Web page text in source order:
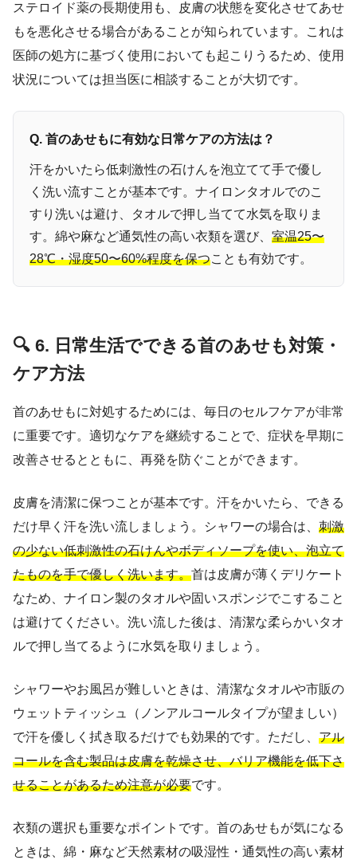
ステロイド薬の長期使用も、皮膚の状態を変化させてあせ
もを悪化させる場合があることが知られています。これは
医師の処方に基づく使用においても起こりうるため、使用
状況については担当医に相談することが大切です。
Q. 首のあせもに有効な日常ケアの方法は？
汗をかいたら低刺激性の石けんを泡立てて手で優し
く洗い流すことが基本です。ナイロンタオルでのこ
すり洗いは避け、タオルで押し当てて水気を取りま
す。綿や麻など通気性の高い衣類を選び、 室温25〜
28℃・湿度50〜60%程度を保つことも有効です。
🔍 6. 日常生活でできる首のあせも対策・
ケア方法
首のあせもに対処するためには、毎日のセルフケアが非常
に重要です。適切なケアを継続することで、症状を早期に
改善させるとともに、再発を防ぐことができます。
皮膚を清潔に保つことが基本です。汗をかいたら、できる
だけ早く汗を洗い流しましょう。シャワーの場合は、 刺激
の少ない低刺激性の石けんやボディソープを使い、泡立て
たものを手で優しく洗います。首は皮膚が薄くデリケート
なため、ナイロン製のタオルや固いスポンジでこすること
は避けてください。洗い流した後は、清潔な柔らかいタオ
ルで押し当てるように水気を取りましょう。
シャワーやお風呂が難しいときは、清潔なタオルや市販の
ウェットティッシュ（ノンアルコールタイプが望ましい）
で汗を優しく拭き取るだけでも効果的です。ただし、 アル
コールを含む製品は皮膚を乾燥させ、バリア機能を低下さ
せることがあるため注意が必要です。
衣類の選択も重要なポイントです。首のあせもが気になる
ときは、綿・麻など天然素材の吸湿性・通気性の高い素材